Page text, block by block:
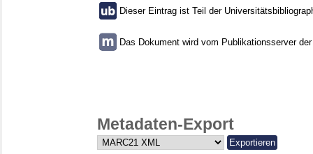
Dieser Eintrag ist Teil der
Das Dokument wird vom Publikationsserver
Metadaten-Export